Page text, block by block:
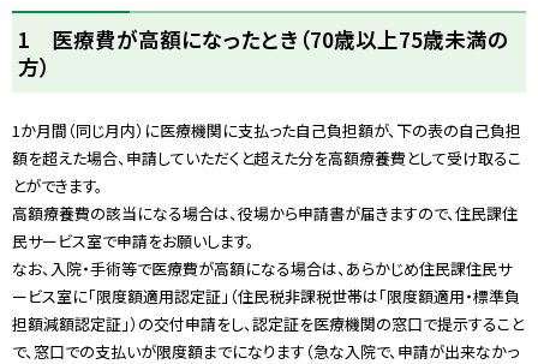
1 医療費が高額になったとき（70歳以上75歳未満の
方）
1か月間（同じ月内）に医療機関に支払った自己負担額が、下の表の自己負担
額を超えた場合、申請していただくと超えた分を高額療養費として受け取るこ
とができます。
高額療養費の該当になる場合は、役場から申請書が届きますので、住民課住
民サービス室で申請をお願いします。
なお、入院・手術等で医療費が高額になる場合は、あらかじめ住民課住民サ
ービス室に「限度額適用認定証」（住民税非課税世帯は「限度額適用・標準負
担額減額認定証」）の交付申請をし、認定証を医療機関の窓口で提示すること
で、窓口での支払いが限度額までになります（急な入院で、申請が出来なかっ